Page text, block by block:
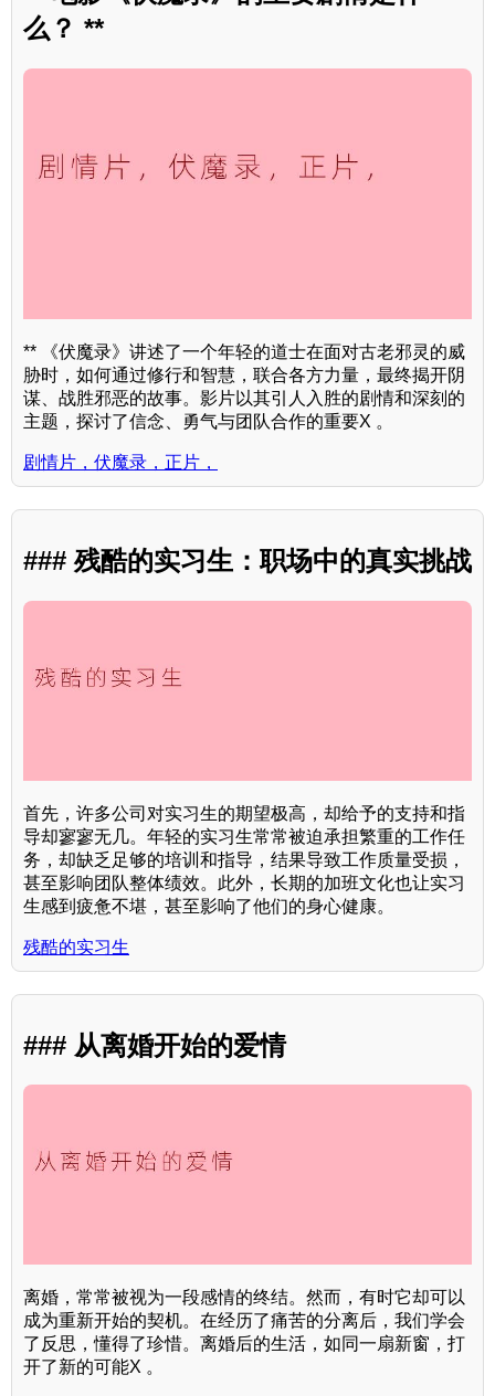
么？ **
** 《伏魔录》讲述了一个年轻的道士在面对古老邪灵的威
胁时，如何通过修行和智慧，联合各方力量，最终揭开阴
谋、战胜邪恶的故事。影片以其引人入胜的剧情和深刻的
主题，探讨了信念、勇气与团队合作的重要X 。
剧情片，伏魔录，正片，
### 残酷的实习生：职场中的真实挑战
首先，许多公司对实习生的期望极高，却给予的支持和指
导却寥寥无几。年轻的实习生常常被迫承担繁重的工作任
务，却缺乏足够的培训和指导，结果导致工作质量受损，
甚至影响团队整体绩效。此外，长期的加班文化也让实习
生感到疲惫不堪，甚至影响了他们的身心健康。
残酷的实习生
### 从离婚开始的爱情
离婚，常常被视为一段感情的终结。然而，有时它却可以
成为重新开始的契机。在经历了痛苦的分离后，我们学会
了反思，懂得了珍惜。离婚后的生活，如同一扇新窗，打
开了新的可能X 。